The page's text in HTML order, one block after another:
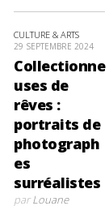
CULTURE & ARTS
29 SEPTEMBRE 2024
Collectionne
uses de
rêves :
portraits de
photograph
es
surréalistes
parLouane